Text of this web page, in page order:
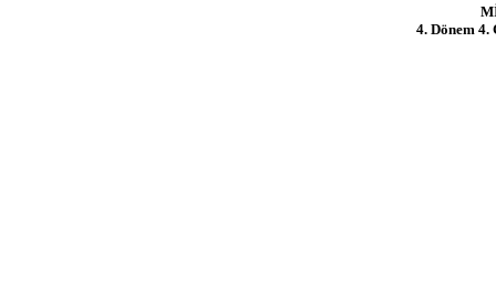
4. Dönem